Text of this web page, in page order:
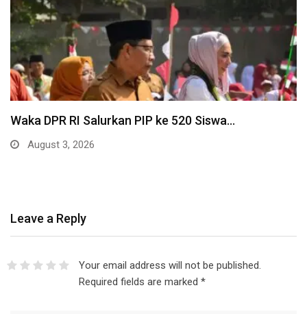
Waka DPR RI Salurkan PIP ke 520 Siswa…
August 3, 2026
Leave a Reply
Your email address will not be published.
Required fields are marked *